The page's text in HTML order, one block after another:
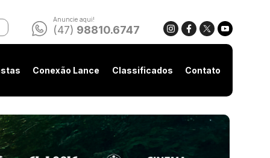
Anuncie aqui!
(47) 98810.6747
Conexão Lance Classificados Contato